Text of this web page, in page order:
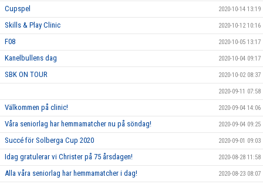
Cupspel 2020-10-14 13:19
Skills & Play Clinic 2020-10-12 10:16
F08 2020-10-05 13:17
Kanelbullens dag 2020-10-04 09:17
SBK ON TOUR 2020-10-02 08:37
2020-09-11 07:58
Välkommen på clinic! 2020-09-04 14:06
Våra seniorlag har hemmamatcher nu på söndag! 2020-09-04 09:25
Succé för Solberga Cup 2020 2020-09-01 09:03
Idag gratulerar vi Christer på 75 årsdagen! 2020-08-28 11:58
Alla våra seniorlag har hemmamatcher i dag! 2020-08-23 08:07